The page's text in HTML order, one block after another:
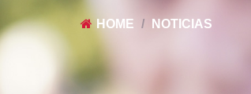
HOME NOTICIAS